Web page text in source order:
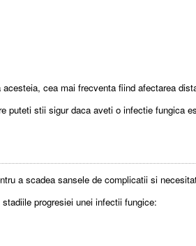
cea mai frecventa fiind afectarea
puteti stii sigur daca aveti o infectie fungica
a scadea sansele de complicatii si
progresiei unei infectii fungice: